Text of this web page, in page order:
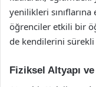
yenilikleri
öğrenciler etkili bir
de kendilerini sürekli
Fiziksel Altyapı